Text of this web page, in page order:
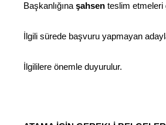
Başkanlığına şahsen teslim etmeleri
İlgili sürede başvuru yapmayan
İlgililere önemle duyurulur.